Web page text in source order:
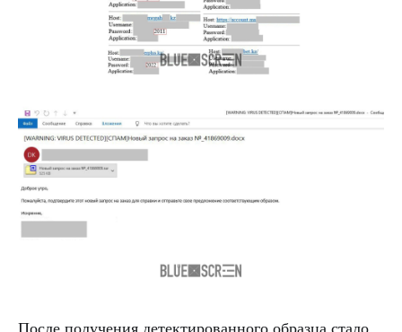
После получения детектированного образца стало